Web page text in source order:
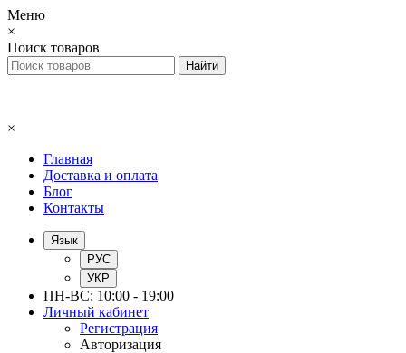
Меню
×
Поиск товаров
×
Главная
Доставка и оплата
Блог
Контакты
Язык
РУС
УКР
ПН-ВС: 10:00 - 19:00
Личный кабинет
Регистрация
Авторизация